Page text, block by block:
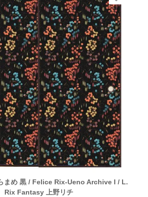
まめ 黒 / Felice Rix-Ueno Archive I / L.
Rix Fantasy 上野リチ